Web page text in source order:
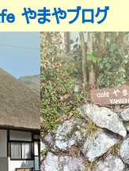
やまやブログ